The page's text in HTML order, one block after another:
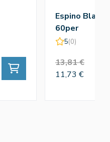
Espino
60per
5(0)
13,81 €
11,73 €